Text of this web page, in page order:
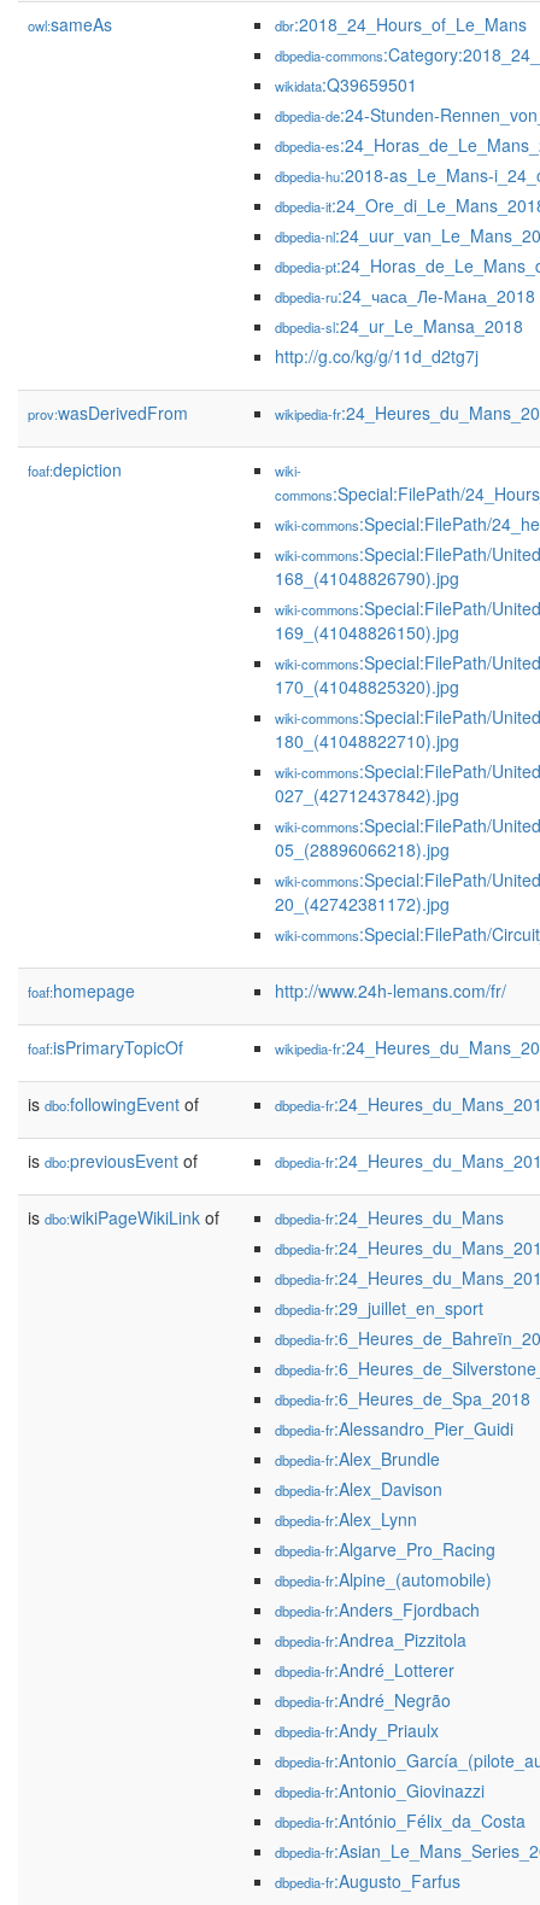
owl:sameAs dbr:2018_24_Hours_of_Le_Mans
dbpedia-commons
wikidata:Q39659501
dbpedia-de:24-Stunden-
dbpedia-es
dbpedia-hu:2018-as_Le_Mans-
dbpedia-it
dbpedia-nl
dbpedia-pt
dbpedia-ru:24_часа_Ле-Мана_2018
dbpedia-sl:24_ur_Le_Mansa_2018
http://g.co/kg/g/11d_d2tg7j
prov:wasDerivedFrom wikipedia-fr
foaf:depiction
wiki-
commons:Special:FilePath/
wiki-commons:Special:FilePath/
wiki-commons:Special:FilePath/
168_(41048826790).jpg
wiki-commons:Special:FilePath/
169_(41048826150).jpg
wiki-commons:Special:FilePath/
170_(41048825320).jpg
wiki-commons:Special:FilePath/
180_(41048822710).jpg
wiki-commons:Special:FilePath/
027_(42712437842).jpg
wiki-commons:Special:FilePath/
05_(28896066218).jpg
wiki-commons:Special:FilePath/
20_(42742381172).jpg
wiki-commons:Special:FilePath/
foaf:homepage http://www.24h-lemans.com/fr/
foaf:isPrimaryTopicOf wikipedia-fr
is dbo:followingEvent of dbpedia-fr
is dbo:previousEvent of dbpedia-fr
is dbo:wikiPageWikiLink of dbpedia-fr:24_Heures_du_Mans
dbpedia-fr
dbpedia-fr
dbpedia-fr:29_juillet_en_sport
dbpedia-fr
dbpedia-fr
dbpedia-fr:6_Heures_de_Spa_2018
dbpedia-fr:Alessandro_Pier_Guidi
dbpedia-fr:Alex_Brundle
dbpedia-fr:Alex_Davison
dbpedia-fr:Alex_Lynn
dbpedia-fr:Algarve_Pro_Racing
dbpedia-fr:Alpine_(automobile)
dbpedia-fr:Anders_Fjordbach
dbpedia-fr:Andrea_Pizzitola
dbpedia-fr:André_Lotterer
dbpedia-fr:André_Negrão
dbpedia-fr:Andy_Priaulx
dbpedia-fr
dbpedia-fr:Antonio_Giovinazzi
dbpedia-fr:António_Félix_da_Costa
dbpedia-fr
dbpedia-fr:Augusto_Farfus